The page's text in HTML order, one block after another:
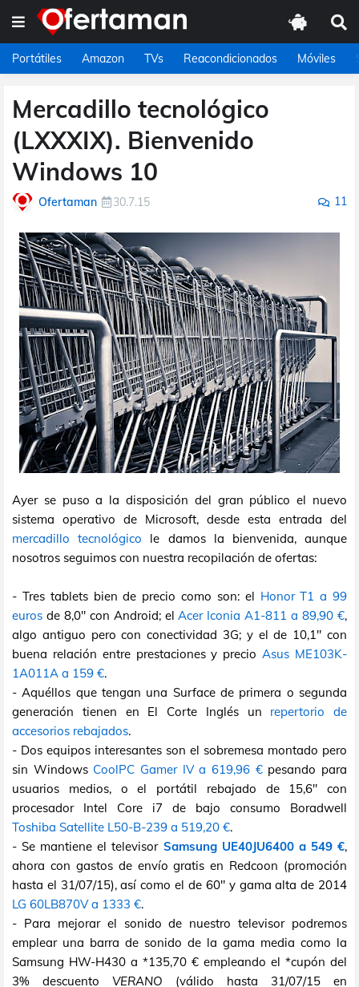
Portátiles Amazon TVs Reacondicionados Móviles
Mercadillo tecnológico
(LXXXIX). Bienvenido
Windows 10
Ofertaman 30.7.15 11
Ayer se puso a la disposición del gran público el nuevo
sistema operativo de Microsoft, desde esta entrada del
mercadillo tecnológico le damos la bienvenida, aunque
nosotros seguimos con nuestra recopilación de ofertas:
- Tres tablets bien de precio como son: el Honor T1 a 99
euros de 8,0" con Android; elAcer Iconia A1-811 a 89,90 €,
algo antiguo pero con conectividad 3G; y el de 10,1" con
buena relación entre prestaciones y precioAsus ME103K-
1A011A a 159 €.
- Aquéllos que tengan una Surface de primera o segunda
generación tienen en El Corte Inglés un repertorio de
accesorios rebajados.
- Dos equipos interesantes son el sobremesa montado pero
sin Windows CoolPC Gamer IV a 619,96 €pesando para
usuarios medios, o el portátil rebajado de 15,6" con
procesador Intel Core i7 de bajo consumo Boradwell
Toshiba Satellite L50-B-239 a 519,20 €.
- Se mantiene el televisor Samsung UE40JU6400 a 549 €,
ahora con gastos de envío gratis en Redcoon (promoción
hasta el 31/07/15), así como el de 60" y gama alta de 2014
LG 60LB870V a 1333 €.
- Para mejorar el sonido de nuestro televisor podremos
emplear una barra de sonido de la gama media como la
Samsung HW-H430 a *135,70 € empleando el *cupón del
3% descuento VERANO (válido hasta 31/07/15 en